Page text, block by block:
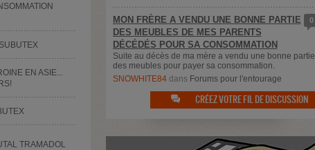
EN ASIE...
TRAMADOL
0
MON FRÈRE A VENDU UNE BONNE PARTIE
DES MEUBLES DE MES PARENTS
DÉCÉDÉS POUR SA CONSOMMATION
Suite au décès de ma mère a vendu une bonne partie
des meubles pour payer sa consommation.
SNOWHITE84dans Forums pour l'entourage
 CRÉEZ VOTRE FIL DE DISCUSSION